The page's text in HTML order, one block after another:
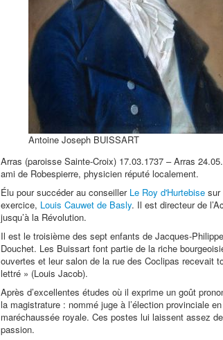
Antoine Joseph BUISSART
Arras (paroisse Sainte-Croix) 17.03.1737 – Arras
ami de Robespierre, physicien réputé localement.
Élu pour succéder au conseiller Le Roy d'Hurtebise sur
exercice, Louis Cauwet de Basly. Il est directeur de
jusqu’à la Révolution.
Il est le troisième des sept enfants de Jacques-
Douchet. Les Buissart font partie de la riche
ouvertes et leur salon de la rue des Coclipas recevait
lettré » (Louis Jacob).
Après d’excellentes études où il exprime un goût
la magistrature : nommé juge à l’élection provinciale
maréchaussée royale. Ces postes lui laissent assez
passion.